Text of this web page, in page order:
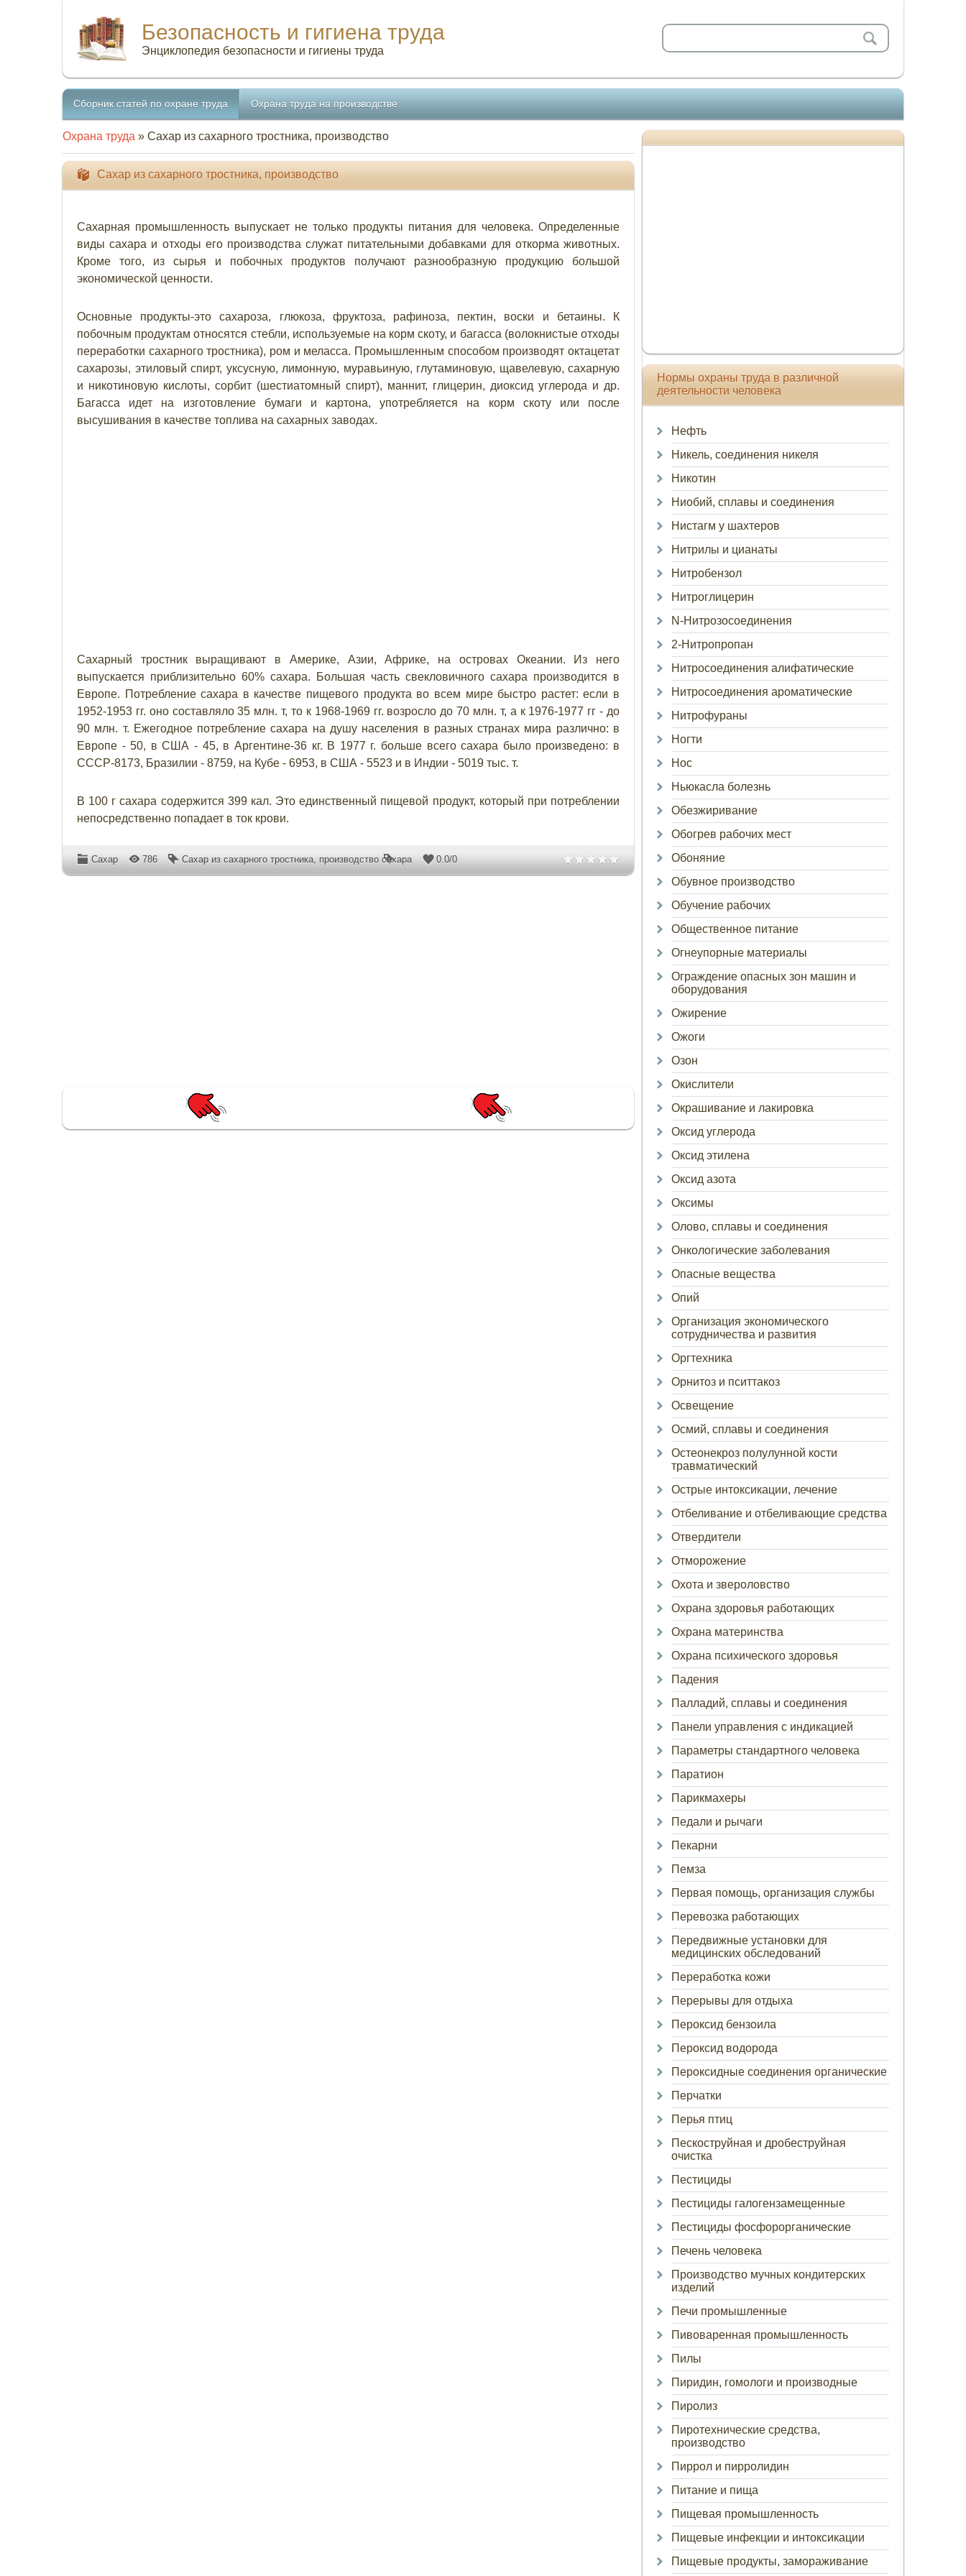
Безопасность и гигиена труда
Энциклопедия безопасности и гигиены труда
Сборник статей по охране труда Охрана труда на производстве
Охрана труда » Сахар из сахарного тростника, производство
Сахар из сахарного тростника, производство
Сахарная промышленность выпускает не только продукты питания для человека. Определенные
виды сахара и отходы его производства служат питательными добавками для откорма животных.
Кроме того, из сырья и побочных продуктов получают разнообразную продукцию большой
экономической ценности.
Основные продукты-это сахароза, глюкоза, фруктоза, рафиноза, пектин, воски и бетаины. К
побочным продуктам относятся стебли, используемые на корм скоту, и багасса (волокнистые отходы
переработки сахарного тростника), ром и меласса. Промышленным способом производят октацетат
сахарозы, этиловый спирт, уксусную, лимонную, муравьиную, глутаминовую, щавелевую, сахарную
и никотиновую кислоты, сорбит (шестиатомный спирт), маннит, глицерин, диоксид углерода и др.
Багасса идет на изготовление бумаги и картона, употребляется на корм скоту или после
высушивания в качестве топлива на сахарных заводах.
Сахарный тростник выращивают в Америке, Азии, Африке, на островах Океании. Из него
выпускается приблизительно 60% сахара. Большая часть свекловичного сахара производится в
Европе. Потребление сахара в качестве пищевого продукта во всем мире быстро растет: если в
1952-1953 гг. оно составляло 35 млн. т, то к 1968-1969 гг. возросло до 70 млн. т, а к 1976-1977 гг - до
90 млн. т. Ежегодное потребление сахара на душу населения в разных странах мира различно: в
Европе - 50, в США - 45, в Аргентине-36 кг. В 1977 г. больше всего сахара было произведено: в
СССР-8173, Бразилии - 8759, на Кубе - 6953, в США - 5523 и в Индии - 5019 тыс. т.
В 100 г сахара содержится 399 кал. Это единственный пищевой продукт, который при потреблении
непосредственно попадает в ток крови.
Сахар 786 Сахар из сахарного тростника, производство сахара 0.0/0
Нормы охраны труда в различной
деятельности человека
Нефть
Никель, соединения никеля
Никотин
Ниобий, сплавы и соединения
Нистагм у шахтеров
Нитрилы и цианаты
Нитробензол
Нитроглицерин
N-Нитрозосоединения
2-Нитропропан
Нитросоединения алифатические
Нитросоединения ароматические
Нитрофураны
Ногти
Нос
Ньюкасла болезнь
Обезжиривание
Обогрев рабочих мест
Обоняние
Обувное производство
Обучение рабочих
Общественное питание
Огнеупорные материалы
Ограждение опасных зон машин и
оборудования
Ожирение
Ожоги
Озон
Окислители
Окрашивание и лакировка
Оксид углерода
Оксид этилена
Оксид азота
Оксимы
Олово, сплавы и соединения
Онкологические заболевания
Опасные вещества
Опий
Организация экономического
сотрудничества и развития
Оргтехника
Орнитоз и пситтакоз
Освещение
Осмий, сплавы и соединения
Остеонекроз полулунной кости
травматический
Острые интоксикации, лечение
Отбеливание и отбеливающие средства
Отвердители
Отморожение
Охота и звероловство
Охрана здоровья работающих
Охрана материнства
Охрана психического здоровья
Падения
Палладий, сплавы и соединения
Панели управления с индикацией
Параметры стандартного человека
Паратион
Парикмахеры
Педали и рычаги
Пекарни
Пемза
Первая помощь, организация службы
Перевозка работающих
Передвижные установки для
медицинских обследований
Переработка кожи
Перерывы для отдыха
Пероксид бензоила
Пероксид водорода
Пероксидные соединения органические
Перчатки
Перья птиц
Пескоструйная и дробеструйная
очистка
Пестициды
Пестициды галогензамещенные
Пестициды фосфорорганические
Печень человека
Производство мучных кондитерских
изделий
Печи промышленные
Пивоваренная промышленность
Пилы
Пиридин, гомологи и производные
Пиролиз
Пиротехнические средства,
производство
Пиррол и пирролидин
Питание и пища
Пищевая промышленность
Пищевые инфекции и интоксикации
Пищевые продукты, замораживание